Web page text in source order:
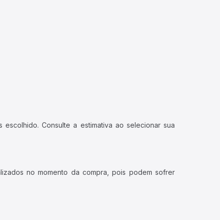
Consulte a estimativa ao selecionar sua
no momento da compra, pois podem sofrer